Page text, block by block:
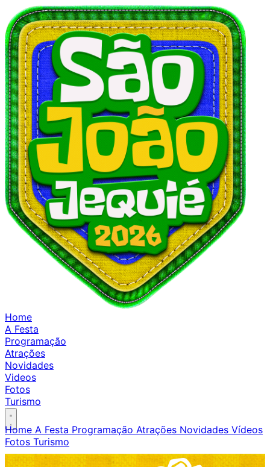
Home
A Festa
Programação
Atrações
Novidades
Videos
Fotos
Turismo
Home A Festa Programação Atrações Novidades Vídeos
Fotos Turismo